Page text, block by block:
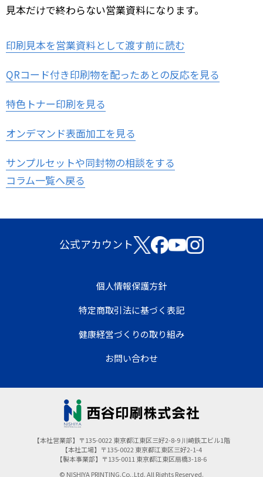
見本だけで終わらない営業資料になります。
印刷見本を営業資料として渡す前に読む
QRコード付き印刷物を配ったあとの反応を見る
特色トナー印刷を見る
オンデマンド表面加工を見る
サンプルセットや同封物の相談をする
コラム一覧へ戻る
公式アカウント
個人情報保護方針
特定商取引法に基づく表記
健康経営づくりの取り組み
お問い合わせ
【本社営業部】〒135-0022 東京都江東区三好2-8-9 川崎鉄工ビル1階
【本社工場】〒135-0022 東京都江東区三好2-1-4
【製本事業部】〒135-0011 東京都江東区扇橋3-18-6
© NISHIYA PRINTING.Co.,Ltd. All Rights Reserved.